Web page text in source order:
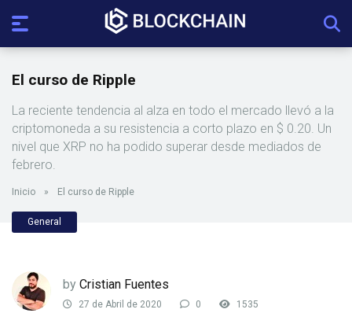
El curso de Ripple
La reciente tendencia al alza en todo el mercado llevó a la
criptomoneda a su resistencia a corto plazo en $ 0.20. Un
nivel que XRP no ha podido superar desde mediados de
febrero.
Inicio » El curso de Ripple
General
by Cristian Fuentes
27 de Abril de 2020 0 1535